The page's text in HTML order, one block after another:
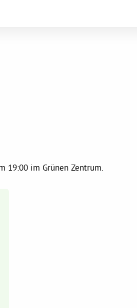
19:00 im Grünen Zentrum.